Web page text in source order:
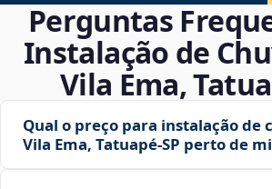
Perguntas
Instalação de
Vila Ema,
Qual o preço para instalação de
Vila Ema, Tatuapé‑SP perto de